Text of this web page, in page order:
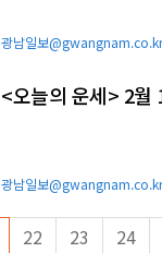
광남일보
<오늘의 운세> 2월
광남일보
22 23 24